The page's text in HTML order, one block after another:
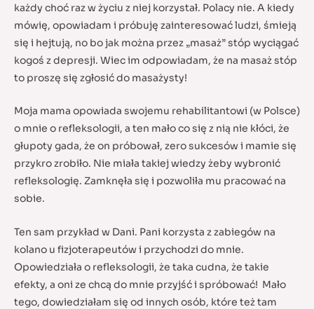
każdy choć raz w życiu z niej korzystał. Polacy nie. A kiedy
mówię, opowiadam i próbuję zainteresować ludzi, śmieją
się i hejtują, no bo jak można przez „masaż” stóp wyciągać
kogoś z depresji. Wiec im odpowiadam, że na masaż stóp
to proszę się zgłosić do masażysty!
Moja mama opowiada swojemu rehabilitantowi (w Polsce)
o mnie o refleksologii, a ten mało co się z nią nie kłóci, że
głupoty gada, że on próbował, zero sukcesów i mamie się
przykro zrobiło. Nie miała takiej wiedzy żeby wybronić
refleksologię. Zamknęła się i pozwoliła mu pracować na
sobie.
Ten sam przykład w Dani. Pani korzysta z zabiegów na
kolano u fizjoterapeutów i przychodzi do mnie.
Opowiedziała o refleksologii, że taka cudna, że takie
efekty, a oni ze chcą do mnie przyjść i spróbować! Mało
tego, dowiedziałam się od innych osób, które też tam